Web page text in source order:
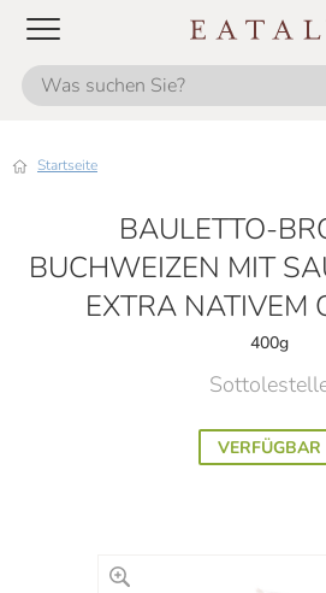
Startseite
BAULETTO-
BUCHWEIZEN MIT
EXTRA NATIVEM
400g
VERFÜGBAR